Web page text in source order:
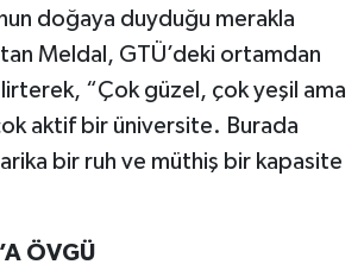
doğaya duyduğu merakla
Meldal, GTÜ’deki ortamdan
“Çok güzel, çok yeşil ama
aktif bir üniversite. Burada
bir ruh ve müthiş bir kapasite
ÖVGÜ